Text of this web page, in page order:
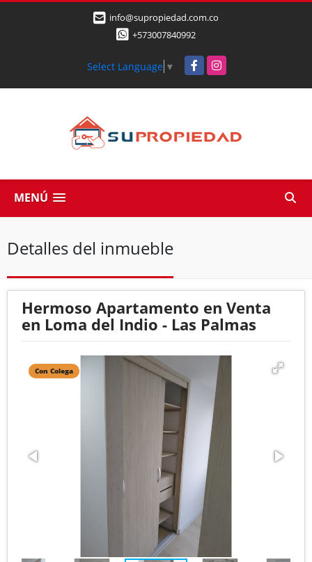
info@supropiedad.com.co
+573007840992
Select Language ▼ FacebookInstagram
MENÚ
Detalles del inmueble
Hermoso Apartamento en Venta
en Loma del Indio - Las Palmas
Con Colega